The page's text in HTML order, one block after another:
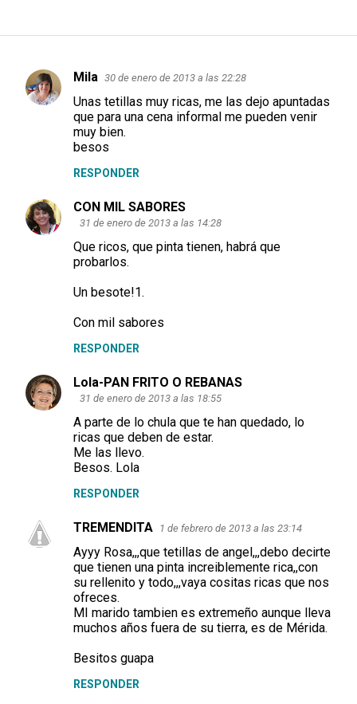
C
a
Mila 30 de enero de 2013 a las 22:28
Unas tetillas muy ricas, me las dejo apuntadas
que para una cena informal me pueden venir
muy bien.
besos
RESPONDER
CON MIL SABORES
31 de enero de 2013 a las 14:28
Que ricos, que pinta tienen, habrá que
probarlos.
Un besote!1.
Con mil sabores
RESPONDER
Lola-PAN FRITO O REBANAS
31 de enero de 2013 a las 18:55
A parte de lo chula que te han quedado, lo
ricas que deben de estar.
Me las llevo.
Besos. Lola
RESPONDER
TREMENDITA 1 de febrero de 2013 a las 23:14
Ayyy Rosa,,,que tetillas de angel,,,debo decirte
que tienen una pinta increiblemente rica,,con
su rellenito y todo,,,vaya cositas ricas que nos
ofreces.
MI marido tambien es extremeño aunque lleva
muchos años fuera de su tierra, es de Mérida.
Besitos guapa
RESPONDER